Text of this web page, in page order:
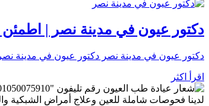
دكتور عيون في مدينة نصر |
دكتور عيون في مدينة نصر دكتور عيون في مدينة
اقرأ اكثر
لدينا فحوصات شاملة للعين وعلاج أمراض الشبكية